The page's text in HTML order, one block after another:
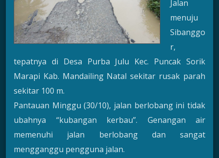
Jalan
menuju
Sibanggo
r,
tepatnya di Desa Purba Julu Kec. Puncak Sorik
Marapi Kab. Mandailing Natal sekitar rusak parah
sekitar 100 m.
Pantauan Minggu (30/10), jalan berlobang ini tidak
ubahnya “kubangan kerbau”. Genangan air
memenuhi jalan berlobang dan sangat
mengganggu pengguna jalan.